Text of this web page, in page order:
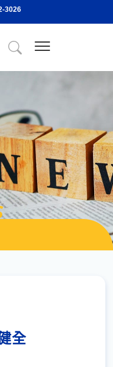
3026
全